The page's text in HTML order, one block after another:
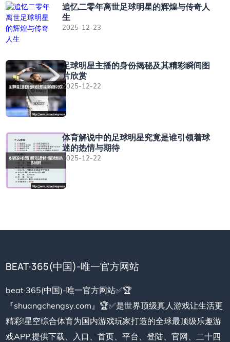
追忆二零年离世足球明星的辉煌与传奇人
生
2025-12-23
足球明星主播的身份揭秘及其精彩瞬间图
片欣赏
2025-12-22
体育解说中的足球明星究竟是谁引领着球
迷的热情与期待
2025-12-22
BEAT·365(中国)-唯一官方网站
beat·365(中国)-唯一官方网站✅🏆
『shuangchengsy.com』🏆✅是世界顶级真人游戏让生活更
精彩!星空综合体育为国内游戏玩家打造的全球最顶级乐趣游
戏APP,提供下载、入口、首页、平台、登陆、官网、二十四